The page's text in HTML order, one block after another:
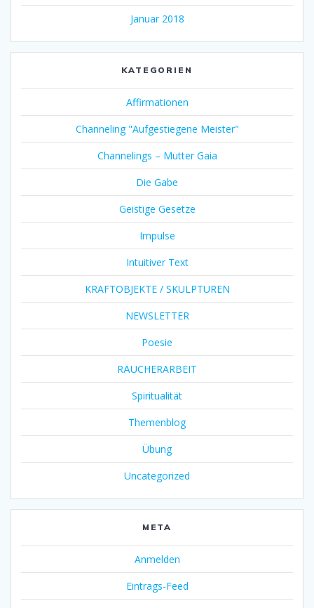
Januar 2018
KATEGORIEN
Affirmationen
Channeling "Aufgestiegene Meister"
Channelings – Mutter Gaia
Die Gabe
Geistige Gesetze
Impulse
Intuitiver Text
KRAFTOBJEKTE / SKULPTUREN
NEWSLETTER
Poesie
RÄUCHERARBEIT
Spiritualität
Themenblog
Übung
Uncategorized
META
Anmelden
Eintrags-Feed